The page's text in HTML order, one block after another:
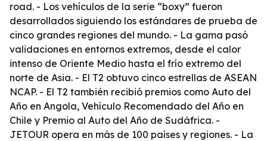
road. - Los vehículos de la serie “boxy” fueron
desarrollados siguiendo los estándares de prueba de
cinco grandes regiones del mundo. - La gama pasó
validaciones en entornos extremos, desde el calor
intenso de Oriente Medio hasta el frío extremo del
norte de Asia. - El T2 obtuvo cinco estrellas de ASEAN
NCAP. - El T2 también recibió premios como Auto del
Año en Angola, Vehículo Recomendado del Año en
Chile y Premio al Auto del Año de Sudáfrica. -
JETOUR opera en más de 100 países y regiones. - La